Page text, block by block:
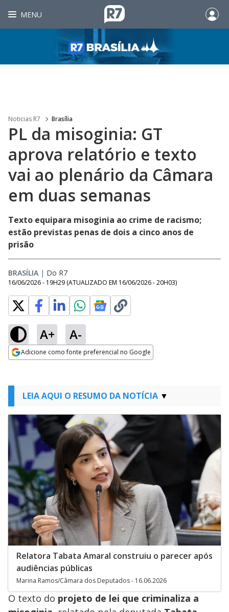
MENU
Noticias R7 Brasília
PL da misoginia: GT
aprova relatório e texto
vai ao plenário da Câmara
em duas semanas
Texto equipara misoginia ao crime de racismo;
estão previstas penas de dois a cinco anos de
prisão
BRASÍLIA | Do R7
16/06/2026 - 19H29 (ATUALIZADO EM 16/06/2026 - 20H03)
A+ A-
Adicione como fonte preferencial no Google
LEIA AQUI O RESUMO DA NOTÍCIA
Relatora Tabata Amaral construiu o parecer após
audiências públicas
Marina Ramos/Câmara dos Deputados - 16.06.2026
O texto do projeto de lei que criminaliza a